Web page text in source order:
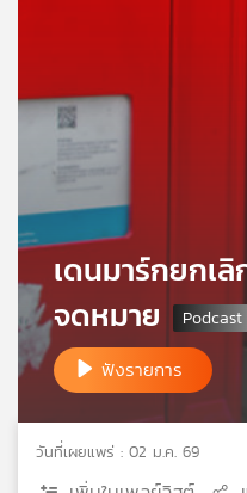
กับ
เครือ
ข่าย
วิทยุ
ไทย
บี
เอส
เดนมาร์กยกเ
จดหมาย
ฟังรายการ
วันที่เผยแพร่ : 02 ม.ค. 69